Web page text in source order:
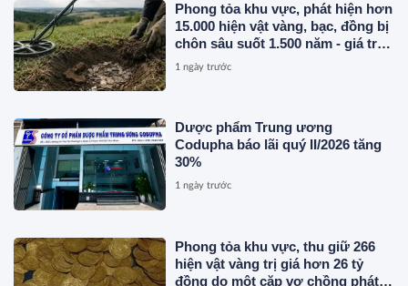
Phong tỏa khu vực, phát hiện hơn
15.000 hiện vật vàng, bạc, đồng bị
chôn sâu suốt 1.500 năm - giá trị
tương đương 63 tỷ đồng
1 ngày trước
Dược phẩm Trung ương
Codupha báo lãi quý II/2026 tăng
30%
1 ngày trước
Phong tỏa khu vực, thu giữ 266
hiện vật vàng trị giá hơn 26 tỷ
đồng do một cặp vợ chồng phát